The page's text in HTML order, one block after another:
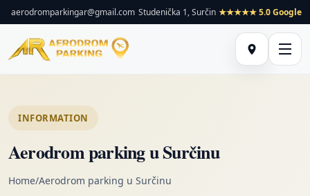
aerodromparkingar@gmail.com Studenička 1, Surčin ★★★★★ 5.0 Google
INFORMATION
Aerodrom parking u Surčinu
Home/Aerodrom parking u Surčinu